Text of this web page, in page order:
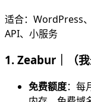
适合：WordPress
API、小服务
1. Zeabur｜（我
免费额度：每